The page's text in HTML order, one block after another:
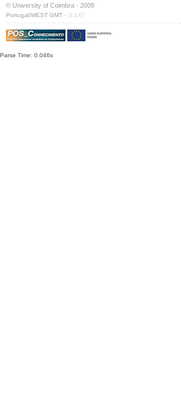
© University of Coimbra · 2009
Portugal/WEST GMT · S:147
Parse Time: 0.046s